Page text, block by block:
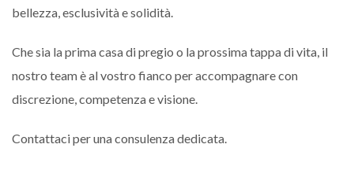
bellezza, esclusività e solidità.
Che sia la prima casa di pregio o la prossima tappa di vita, il
nostro team è al vostro fianco per accompagnare con
discrezione, competenza e visione.
Contattaci per una consulenza dedicata.